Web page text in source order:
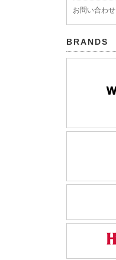
お問い合わせ
BRANDS